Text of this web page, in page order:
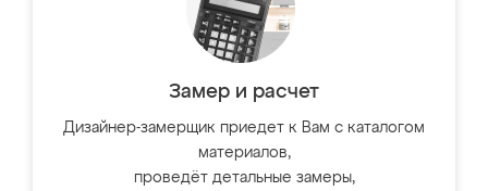
Замер и расчет
Дизайнер-замерщик приедет к Вам с каталогом
материалов,
проведёт детальные замеры,